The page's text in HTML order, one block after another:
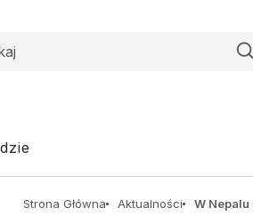
Strona Główna Aktualności W